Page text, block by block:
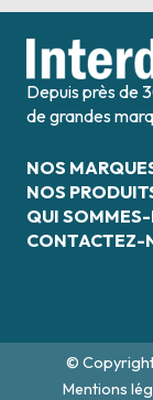
Depuis près de
de grandes
NOS
NOS
QUI
CONTACTEZ-
© Copyright
Mentions